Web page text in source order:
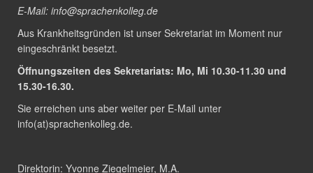
E-Mail: info@sprachenkolleg.de
Aus Krankheitsgründen ist unser Sekretariat im Moment nur
eingeschränkt besetzt.
Öffnungszeiten des Sekretariats: Mo, Mi 10.30-11.30 und
15.30-16.30.
Sie erreichen uns aber weiter per E-Mail unter
info(at)sprachenkolleg.de.
Direktorin: Yvonne Ziegelmeier, M.A.